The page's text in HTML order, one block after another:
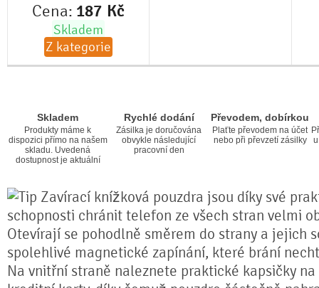
Cena: 187 Kč
Skladem
Z kategorie
Skladem
Produkty máme k
dispozici přímo na našem
skladu. Uvedená
dostupnost je aktuální
Rychlé dodání
Zásilka je doručována
obvykle následující
pracovní den
Převodem, dobírkou
Plaťte převodem na účet
nebo při převzetí zásilky
Zavírací knížková pouzdra jsou díky své
schopnosti chránit telefon ze všech stran velmi
Otevírají se pohodlně směrem do strany a jejich
spolehlivé magnetické zapínání, které brání
Na vnitřní straně naleznete praktické kapsičky na